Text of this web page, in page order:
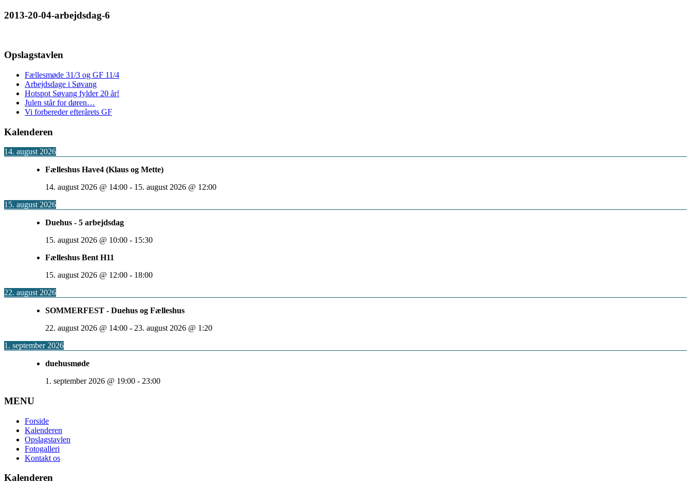
2013-20-04-arbejdsdag-6
Opslagstavlen
Fællesmøde 31/3 og GF 11/4
Arbejdsdage i Søvang
Hotspot Søvang fylder 20 år!
Julen står for døren…
Vi forbereder efterårets GF
Kalenderen
14. august 2026
Fælleshus Have4 (Klaus og Mette)
14. august 2026 @ 14:00 - 15. august 2026 @ 12:00
15. august 2026
Duehus - 5 arbejdsdag
15. august 2026 @ 10:00 - 15:30
Fælleshus Bent H11
15. august 2026 @ 12:00 - 18:00
22. august 2026
SOMMERFEST - Duehus og Fælleshus
22. august 2026 @ 14:00 - 23. august 2026 @ 1:20
1. september 2026
duehusmøde
1. september 2026 @ 19:00 - 23:00
MENU
Forside
Kalenderen
Opslagstavlen
Fotogalleri
Kontakt os
Kalenderen